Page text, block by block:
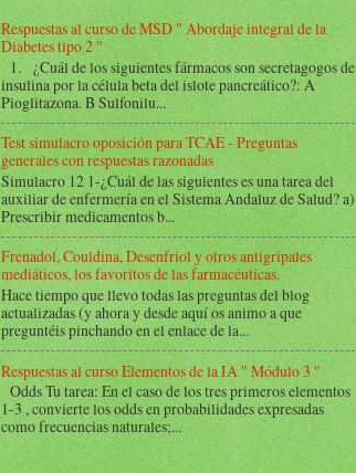
Respuestas al curso de MSD " Abordaje integral de la
Diabetes tipo 2 "
1. ¿Cuál de los siguientes fármacos son secretagogos de
insulina por la célula beta del islote pancreático?: A
Pioglitazona. B Sulfonilu...
Test simulacro oposición para TCAE - Preguntas
generales con respuestas razonadas
Simulacro 12 1-¿Cuál de las siguientes es una tarea del
auxiliar de enfermería en el Sistema Andaluz de Salud? a)
Prescribir medicamentos b...
Frenadol, Couldina, Desenfriol y otros antigripales
mediáticos, los favoritos de las farmacéuticas.
Hace tiempo que llevo todas las preguntas del blog
actualizadas (y ahora y desde aquí os animo a que
preguntéis pinchando en el enlace de la...
Respuestas al curso Elementos de la IA " Módulo 3 "
Odds Tu tarea: En el caso de los tres primeros elementos
1-3 , convierte los odds en probabilidades expresadas
como frecuencias naturales;...